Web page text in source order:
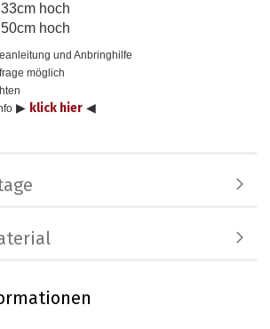
hoch
hoch
und Anbringhilfe
möglich
▶ klick hier ◀